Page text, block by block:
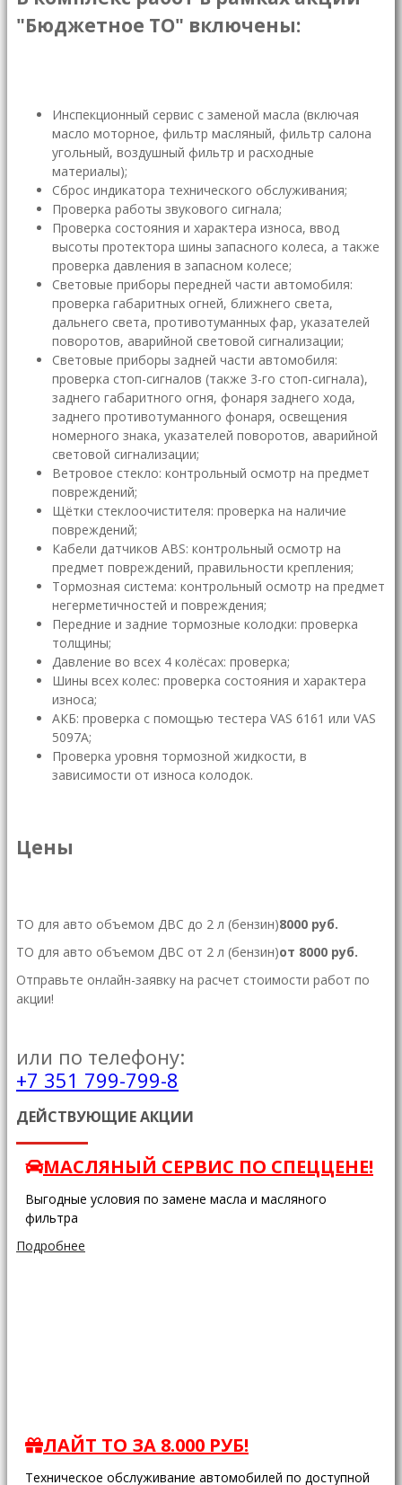
"Бюджетное ТО" включены:
Инспекционный сервис с заменой масла (включая
масло моторное, фильтр масляный, фильтр салона
угольный, воздушный фильтр и расходные
материалы);
Сброс индикатора технического обслуживания;
Проверка работы звукового сигнала;
Проверка состояния и характера износа, ввод
высоты протектора шины запасного колеса, а также
проверка давления в запасном колесе;
Световые приборы передней части автомобиля:
проверка габаритных огней, ближнего света,
дальнего света, противотуманных фар, указателей
поворотов, аварийной световой сигнализации;
Световые приборы задней части автомобиля:
проверка стоп-сигналов (также 3-го стоп-сигнала),
заднего габаритного огня, фонаря заднего хода,
заднего противотуманного фонаря, освещения
номерного знака, указателей поворотов, аварийной
световой сигнализации;
Ветровое стекло: контрольный осмотр на предмет
повреждений;
Щётки стеклоочистителя: проверка на наличие
повреждений;
Кабели датчиков ABS: контрольный осмотр на
предмет повреждений, правильности крепления;
Тормозная система: контрольный осмотр на предмет
негерметичностей и повреждения;
Передние и задние тормозные колодки: проверка
толщины;
Давление во всех 4 колёсах: проверка;
Шины всех колес: проверка состояния и характера
износа;
АКБ: проверка с помощью тестера VAS 6161 или VAS
5097A;
Проверка уровня тормозной жидкости, в
зависимости от износа колодок.
Цены
ТО для авто объемом ДВС до 2 л (бензин)8000 руб.
ТО для авто объемом ДВС от 2 л (бензин)от 8000 руб.
Отправьте онлайн-заявку на расчет стоимости работ по
акции!
или по телефону:
+7 351 799-799-8
ДЕЙСТВУЮЩИЕ АКЦИИ
МАСЛЯНЫЙ СЕРВИС ПО СПЕЦЦЕНЕ!
Выгодные условия по замене масла и масляного
фильтра
Подробнее
ЛАЙТ ТО ЗА 8.000 РУБ!
Техническое обслуживание автомобилей по доступной